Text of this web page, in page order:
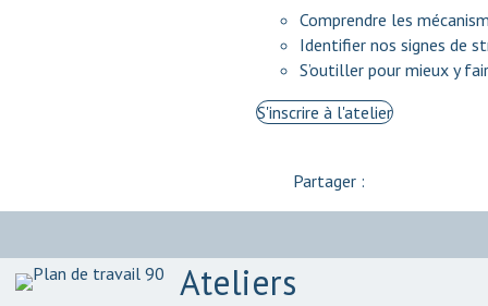
Comprendre les
Identifier nos signes de
S’outiller pour mieux y
S'inscrire à l'atelier
Partager :
Ateliers